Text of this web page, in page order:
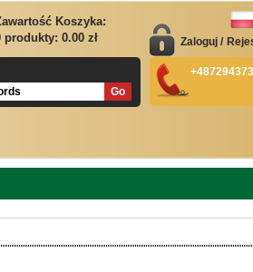
Koszyka:
produkty: 0.00 zł Zaloguj /